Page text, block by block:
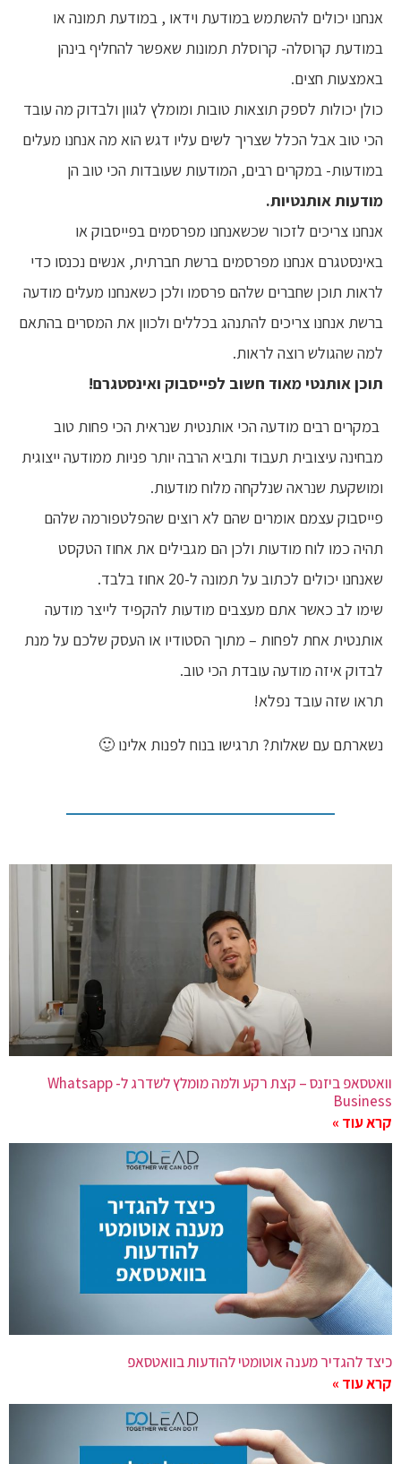
אנחנו יכולים להשתמש במודעת וידאו , במודעת תמונה או
במודעת קרוסלה- קרוסלת תמונות שאפשר להחליף בינהן
באמצעות חצים.
כולן יכולות לספק תוצאות טובות ומומלץ לגוון ולבדוק מה עובד
הכי טוב אבל הכלל שצריך לשים עליו דגש הוא מה אנחנו מעלים
במודעות- במקרים רבים, המודעות שעובדות הכי טוב הן
מודעות אותנטיות.
אנחנו צריכים לזכור שכשאנחנו מפרסמים בפייסבוק או
באינסטגרם אנחנו מפרסמים ברשת חברתית, אנשים נכנסו כדי
לראות תוכן שחברים שלהם פרסמו ולכן כשאנחנו מעלים מודעה
ברשת אנחנו צריכים להתנהג בכללים ולכוון את המסרים בהתאם
למה שהגולש רוצה לראות.
תוכן אותנטי מאוד חשוב לפייסבוק ואינסטגרם!
במקרים רבים מודעה הכי אותנטית שנראית הכי פחות טוב
מבחינה עיצובית תעבוד ותביא הרבה יותר פניות ממודעה ייצוגית
ומושקעת שנראה שנלקחה מלוח מודעות.
פייסבוק עצמם אומרים שהם לא רוצים שהפלטפורמה שלהם
תהיה כמו לוח מודעות ולכן הם מגבילים את אחוז הטקסט
שאנחנו יכולים לכתוב על תמונה ל-20 אחוז בלבד.
שימו לב כאשר אתם מעצבים מודעות להקפיד לייצר מודעה
אותנטית אחת לפחות – מתוך הסטודיו או העסק שלכם על מנת
לבדוק איזה מודעה עובדת הכי טוב.
תראו שזה עובד נפלא!
נשארתם עם שאלות? תרגישו בנוח לפנות אלינו 🙂
וואטסאפ ביזנס – קצת רקע ולמה מומלץ לשדרג ל- Whatsapp
Business
קרא עוד »
כיצד להגדיר מענה אוטומטי להודעות בוואטסאפ
קרא עוד »